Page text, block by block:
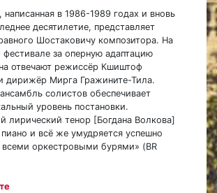
в 1986-1989 годах и вновь
десятилетие, представляет
Шостаковичу композитора. На
фестивале за оперную адаптацию
отвечают режиссёр Кшиштоф
дирижёр Мирга Гражините-Тила.
солистов обеспечивает
уровень постановки.
лирический тенор [Богдана Волкова]
и всё же умудряется успешно
всеми оркестровыми бурями» (BR